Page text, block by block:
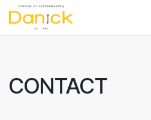
Overslaan naar inhoud
CONTACT